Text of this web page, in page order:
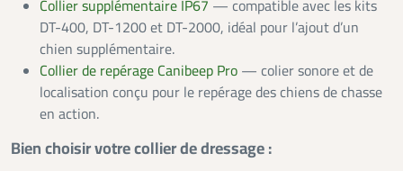
Collier supplémentaire IP67 — compatible avec les kits
DT-400, DT-1200 et DT-2000, idéal pour l’ajout d’un
chien supplémentaire.
Collier de repérage Canibeep Pro — colier sonore et de
localisation conçu pour le repérage des chiens de chasse
en action.
Bien choisir votre collier de dressage :